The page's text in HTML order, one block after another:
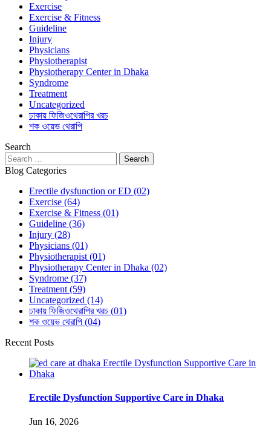
Exercise
Exercise & Fitness
Guideline
Injury
Physicians
Physiotherapist
Physiotherapy Center in Dhaka
Syndrome
Treatment
Uncategorized
ঢাকায় ফিজিওথেরাপির খরচ
শক ওয়েভ থেরাপি
Search
Blog Categories
Erectile dysfunction or ED (02)
Exercise (64)
Exercise & Fitness (01)
Guideline (36)
Injury (28)
Physicians (01)
Physiotherapist (01)
Physiotherapy Center in Dhaka (02)
Syndrome (37)
Treatment (59)
Uncategorized (14)
ঢাকায় ফিজিওথেরাপির খরচ (01)
শক ওয়েভ থেরাপি (04)
Recent Posts
Erectile Dysfunction Supportive Care in Dhaka
Jun 16, 2026